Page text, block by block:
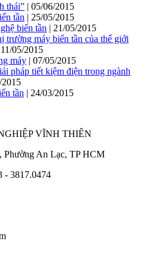
thái” | 05/06/2015
tần | 25/05/2015
biến tần | 21/05/2015
trường máy biến tần của thế giới
05/2015
máy | 07/05/2015
pháp tiết kiệm điện trong ngành
2015
tần | 24/03/2015
VĨNH THIÊN
Phường An Lạc, TP HCM
- 3817.0474